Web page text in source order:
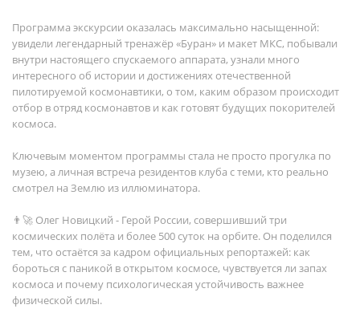
Программа экскурсии оказалась максимально насыщенной:
увидели легендарный тренажёр «Буран» и макет МКС, побывали
внутри настоящего спускаемого аппарата, узнали много
интересного об истории и достижениях отечественной
пилотируемой космонавтики, о том, каким образом происходит
отбор в отряд космонавтов и как готовят будущих покорителей
космоса.
Ключевым моментом программы стала не просто прогулка по
музею, а личная встреча резидентов клуба с теми, кто реально
смотрел на Землю из иллюминатора.
👨‍🚀 Олег Новицкий - Герой России, совершивший три
космических полёта и более 500 суток на орбите. Он поделился
тем, что остаётся за кадром официальных репортажей: как
бороться с паникой в открытом космосе, чувствуется ли запах
космоса и почему психологическая устойчивость важнее
физической силы.